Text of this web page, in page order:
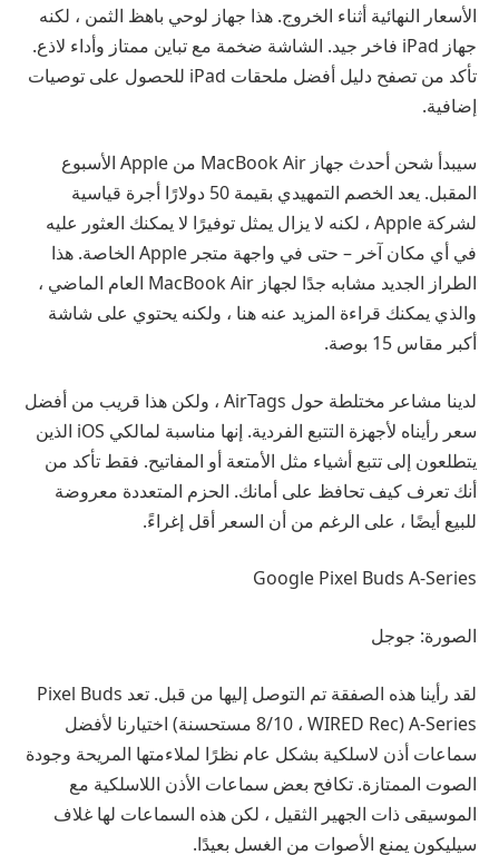
الأسعار النهائية أثناء الخروج. هذا جهاز لوحي باهظ الثمن ، لكنه
جهاز iPad فاخر جيد. الشاشة ضخمة مع تباين ممتاز وأداء لاذع.
تأكد من تصفح دليل أفضل ملحقات iPad للحصول على توصيات
إضافية.
سيبدأ شحن أحدث جهاز MacBook Air من Apple الأسبوع
المقبل. يعد الخصم التمهيدي بقيمة 50 دولارًا أجرة قياسية
لشركة Apple ، لكنه لا يزال يمثل توفيرًا لا يمكنك العثور عليه
في أي مكان آخر – حتى في واجهة متجر Apple الخاصة. هذا
الطراز الجديد مشابه جدًا لجهاز MacBook Air العام الماضي ،
والذي يمكنك قراءة المزيد عنه هنا ، ولكنه يحتوي على شاشة
أكبر مقاس 15 بوصة.
لدينا مشاعر مختلطة حول AirTags ، ولكن هذا قريب من أفضل
سعر رأيناه لأجهزة التتبع الفردية. إنها مناسبة لمالكي iOS الذين
يتطلعون إلى تتبع أشياء مثل الأمتعة أو المفاتيح. فقط تأكد من
أنك تعرف كيف تحافظ على أمانك. الحزم المتعددة معروضة
للبيع أيضًا ، على الرغم من أن السعر أقل إغراءً.
Google Pixel Buds A-Series
الصورة: جوجل
لقد رأينا هذه الصفقة تم التوصل إليها من قبل. تعد Pixel Buds
A-Series (8/10 ، WIRED Rec مستحسنة) اختيارنا لأفضل
سماعات أذن لاسلكية بشكل عام نظرًا لملاءمتها المريحة وجودة
الصوت الممتازة. تكافح بعض سماعات الأذن اللاسلكية مع
الموسيقى ذات الجهير الثقيل ، لكن هذه السماعات لها غلاف
سيليكون يمنع الأصوات من الغسل بعيدًا.